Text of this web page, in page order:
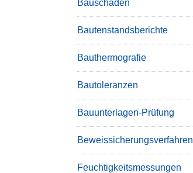
Bauschäden
Bautenstandsberichte
Bauthermografie
Bautoleranzen
Bauunterlagen-Prüfung
Beweissicherungsverfahren
Feuchtigkeitsmessungen